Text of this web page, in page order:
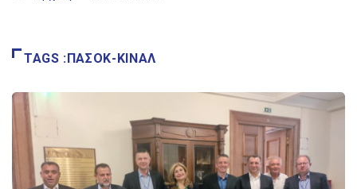
TAGS :ΠΑΣΟΚ-ΚΙΝΑΛ